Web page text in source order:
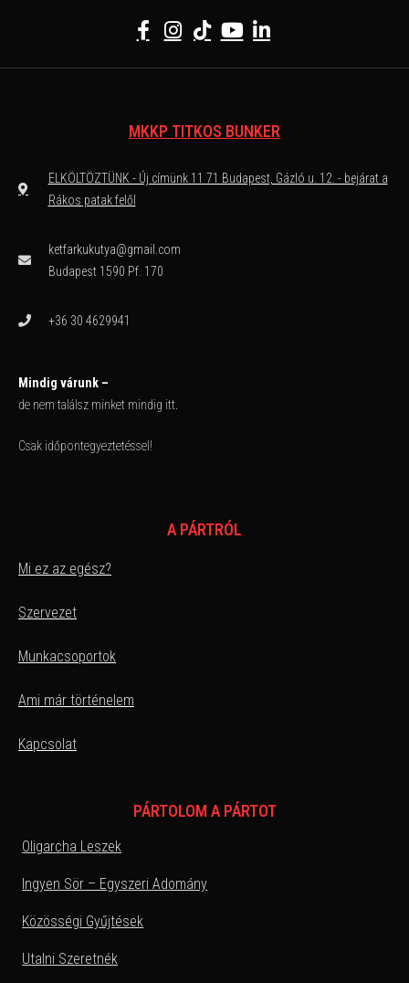
MKKP TITKOS BUNKER
ELKÖLTÖZTÜNK - Új címünk 11 71 Budapest, Gázló u. 12. - bejárat a
Rákos patak felől
ketfarkukutya@gmail.com
Budapest 1590 Pf. 170
+36 30 4629941
Mindig várunk –
de nem találsz minket mindig itt.
Csak időpontegyeztetéssel!
A PÁRTRÓL
Mi ez az egész?
Szervezet
Munkacsoportok
Ami már történelem
Kapcsolat
PÁRTOLOM A PÁRTOT
Oligarcha Leszek
Ingyen Sör – Egyszeri Adomány
Közösségi Gyűjtések
Utalni Szeretnék